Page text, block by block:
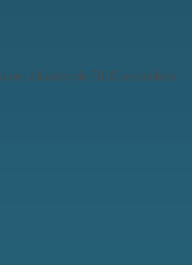
utilisation de TOUS les cookies.